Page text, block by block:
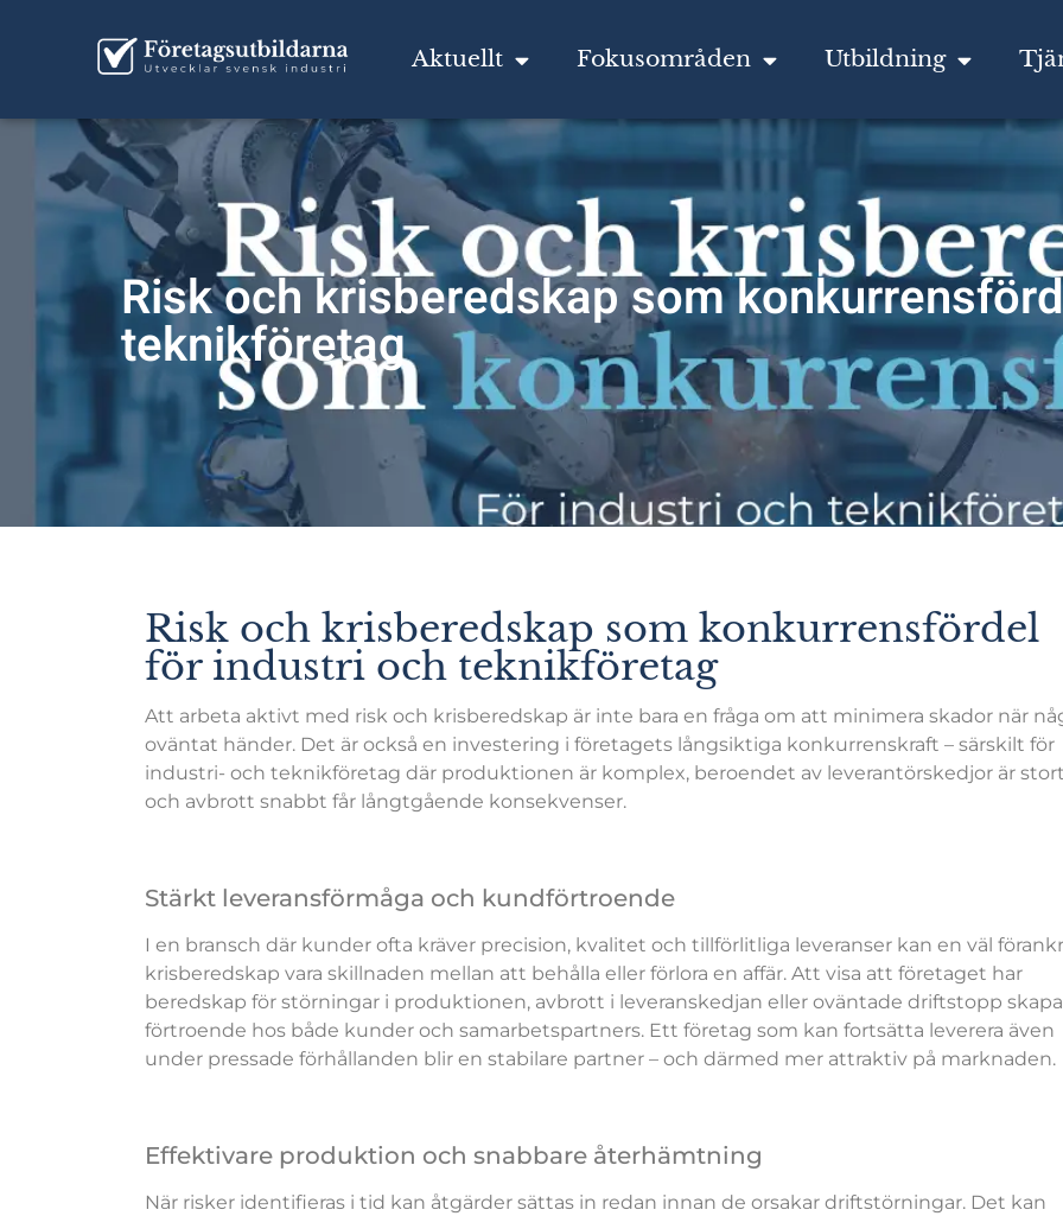
Aktuellt Fokusområden Utbildning
Risk och krisberedskap som
teknikföretag
Risk och krisberedskap som konkurrensfördel
för industri och teknikföretag
Att arbeta aktivt med risk och krisberedskap är inte bara en fråga om att minimera skador när
oväntat händer. Det är också en investering i företagets långsiktiga konkurrenskraft – särskilt för
industri- och teknikföretag där produktionen är komplex, beroendet av leverantörskedjor är
och avbrott snabbt får långtgående konsekvenser.
Stärkt leveransförmåga och kundförtroende
I en bransch där kunder ofta kräver precision, kvalitet och tillförlitliga leveranser kan en väl
krisberedskap vara skillnaden mellan att behålla eller förlora en affär. Att visa att företaget har
beredskap för störningar i produktionen, avbrott i leveranskedjan eller oväntade driftstopp
förtroende hos både kunder och samarbetspartners. Ett företag som kan fortsätta leverera även
under pressade förhållanden blir en stabilare partner – och därmed mer attraktiv på marknaden.
Effektivare produktion och snabbare återhämtning
När risker identifieras i tid kan åtgärder sättas in redan innan de orsakar driftstörningar. Det kan